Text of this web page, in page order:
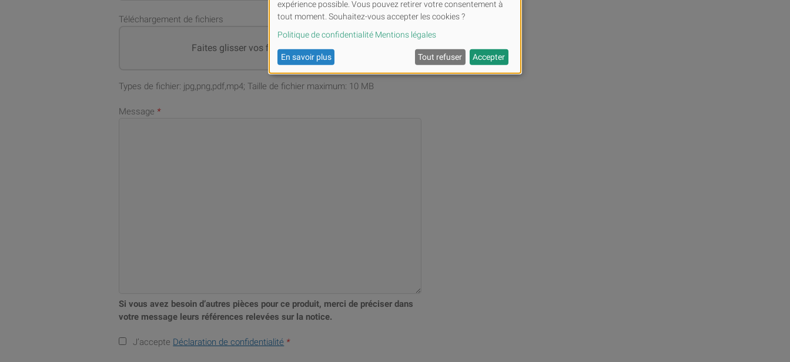
Téléchargement de fichiers
Faites glisser vos fichiers ouParcourir
Types de fichier: jpg,png,pdf,mp4; Taille de fichier maximum: 10 MB
Message *
Si vous avez besoin d’autres pièces pour ce produit, merci de préciser dans
votre message leurs références relevées sur la notice.
J’accepte Déclaration de confidentialité *